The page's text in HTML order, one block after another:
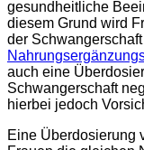
gesundheitliche
diesem Grund wird
der
auch eine
Schwangerschaft
hierbei jedoch
Eine Überdosierung